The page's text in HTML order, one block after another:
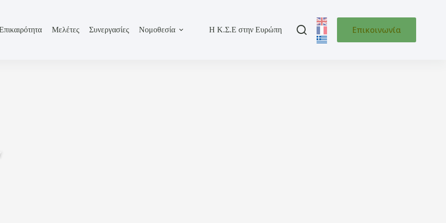
Μελέτες Συνεργασίες Νομοθεσία Η Κ.Σ.Ε στην Ευρώπη Επικοινωνία